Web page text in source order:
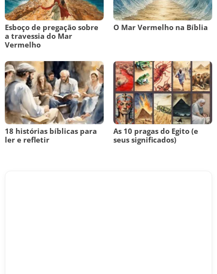
Esboço de pregação sobre
a travessia do Mar
Vermelho
O Mar Vermelho na Bíblia
18 histórias bíblicas para
ler e refletir
As 10 pragas do Egito (e
seus significados)